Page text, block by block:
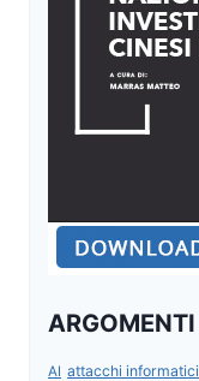
ARGOMENTI
AI attacchi informatici